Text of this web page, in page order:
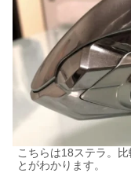
こちらは18ステラ。
とがわかります。